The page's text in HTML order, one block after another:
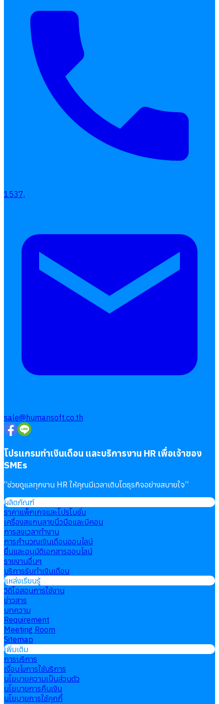
1537,
sale@humansoft.co.th
โปรแกรมทำเงินเดือน และบริการงาน HR เพื่อเจ้าของ
SMEs
“ช่วยดูแลทุกงาน HR ให้คุณมีเวลาเติบโตธุรกิจอย่างสบายใจ”
ผลิตภัณฑ์
ราคาแพ็กเกจและโปรโมชั่น
เครื่องสแกนลายนิ้วมือและบีคอน
การลงเวลาทำงาน
การคำนวณเงินเดือนออนไลน์
ยื่นและอนุมัติเอกสารออนไลน์
รายงานอื่นๆ
บริการรับทำเงินเดือน
แหล่งเรียนรู้
วิดีโอสอนการใช้งาน
ข่าวสาร
บทความ
Requirement
Meeting Room
Sitemap
เพิ่มเติม
การบริการ
เงื่อนไขการใช้บริการ
นโยบายความเป็นส่วนตัว
นโยบายการคืนเงิน
นโยบายการใช้คุกกี้